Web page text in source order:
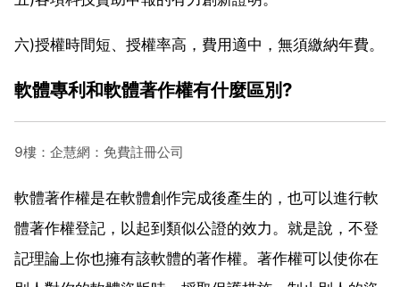
六)授權時間短、授權率高，費用適中，無須繳納年費。
軟體專利和軟體著作權有什麼區別?
9樓：企慧網：免費註冊公司
軟體著作權是在軟體創作完成後產生的，也可以進行軟
體著作權登記，以起到類似公證的效力。就是說，不登
記理論上你也擁有該軟體的著作權。著作權可以使你在